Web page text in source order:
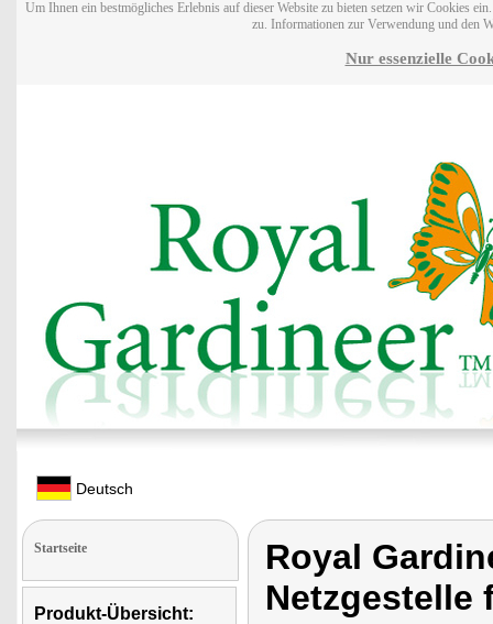
Um Ihnen ein bestmögliches Erlebnis auf dieser Website zu bieten setzen wir Cookies
zu. Informationen zur Verwendung und den
Nur essenzielle
Deutsch
Startseite
Produkt-Übersicht:
Royal
Netzgestelle